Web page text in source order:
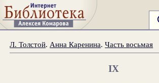
Л. Толстой. Анна Каренина.Часть восьмая
IX